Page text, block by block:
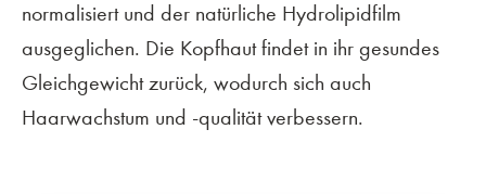
normalisiert und der natürliche Hydrolipidfilm
ausgeglichen. Die Kopfhaut findet in ihr gesundes
Gleichgewicht zurück, wodurch sich auch
Haarwachstum und -qualität verbessern.